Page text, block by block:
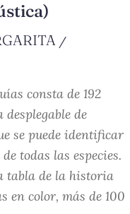
/
consta de 192
de
se puede identificar
todas las especies.
tabla de la historia
en color, más de 100